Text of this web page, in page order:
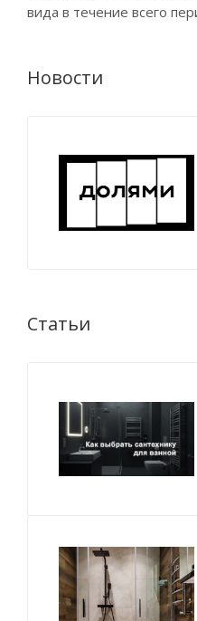
вида в течение всего
Новости
Статьи